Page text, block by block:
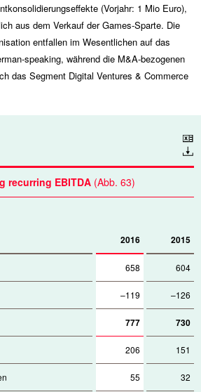
(Vorjahr: 1 Mio Euro),
aus dem Verkauf der Games-Sparte. Die
entfallen im Wesentlichen auf das
speaking, während die M&A-bezogenen
das Segment Digital Ventures & Commerce
Download
recurring EBITDA (Abb. 63)
2016 2015
658 604
–119 –126
777 730
206 151
55 32